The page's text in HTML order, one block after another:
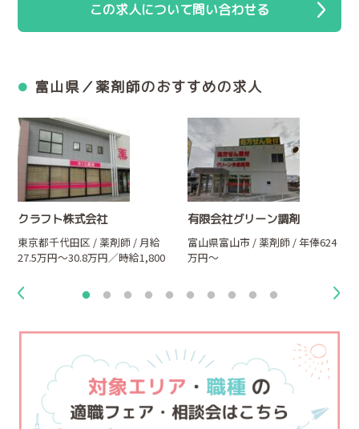
この求人について問い合わせる
富山県／薬剤師のおすすめの求人
クラフト株式会社
東京都千代田区 / 薬剤師 / 月給
27.5万円～30.8万円／時給1,800
有限会社グリーン調剤
富山県富山市 / 薬剤師 / 年俸624
万円～